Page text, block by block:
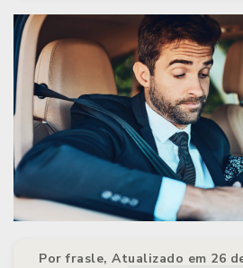
Por frasle, Atualizado em 26